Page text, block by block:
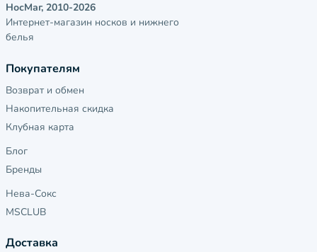
НосМаг, 2010-2026
Интернет-магазин носков и нижнего
белья
Покупателям
Возврат и обмен
Накопительная скидка
Клубная карта
Блог
Бренды
Нева-Сокс
MSCLUB
Доставка